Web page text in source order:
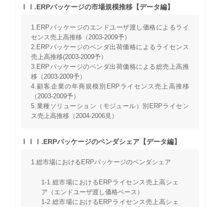
ⅠⅠ.ERPパッケージの市場規模推移【データ編】
1.ERPパッケージのエンドユーザ渡し価格によるライ
センス売上高推移（2003-2009予）
2.ERPパッケージのベンダ出荷価格によるライセンス
売上高推移(2003-2009予）
3.ERPパッケージのベンダ出荷価格による総売上高推
移（2003-2009予）
4.顧客企業の年商規模別ERPライセンス売上高推移
（2003-2009予）
5.業種ソリューション（モジュール）別ERPライセン
ス売上高推移（2004-2006見）
ⅠⅠⅠ.ERPパッケージのベンダシェア【データ編】
1.総市場におけるERPパッケージのベンダシェア
1-1.総市場におけるERPライセンス売上高シェ
ア（エンドユーザ渡し価格ベース）
1-2.総市場におけるERPライセンス売上高シェ